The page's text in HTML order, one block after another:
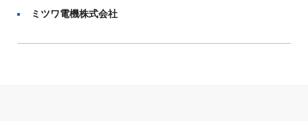
ミツワ電機株式会社